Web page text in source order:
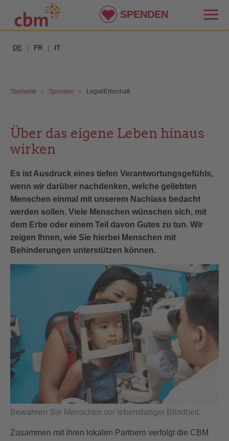
DE FR IT
Startseite Spenden Legat/Erbschaft
Über das eigene Leben hinaus
wirken
Es ist Ausdruck eines tiefen Verantwortungsgefühls,
wenn wir darüber nachdenken, welche geliebten
Menschen einmal mit unserem Nachlass bedacht
werden sollen. Viele Menschen wünschen sich, mit
dem Erbe oder einem Teil davon Gutes zu tun. Wir
zeigen Ihnen, wie Sie hierbei Menschen mit
Behinderungen unterstützen können.
Bewahren Sie Menschen vor lebenslanger Blindheit.
Zusammen mit ihren lokalen Partnern verfolgt die CBM
SPENDEN